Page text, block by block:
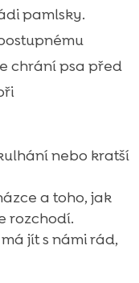
pamlsky.
chrání psa před
nebo kratší
a toho, jak
rozchodí.
jít s námi rád,